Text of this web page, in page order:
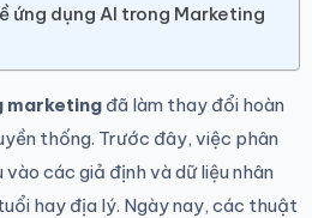
ứng dụng AI trong Marketing
marketing đã làm thay đổi hoàn
thống. Trước đây, việc phân
các giả định và dữ liệu nhân
hay địa lý. Ngày nay, các thuật